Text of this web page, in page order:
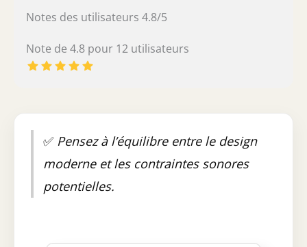
Notes des utilisateurs 4.8/5
Note de 4.8 pour 12 utilisateurs
✅ Pensez à l’équilibre entre le design
moderne et les contraintes sonores
potentielles.